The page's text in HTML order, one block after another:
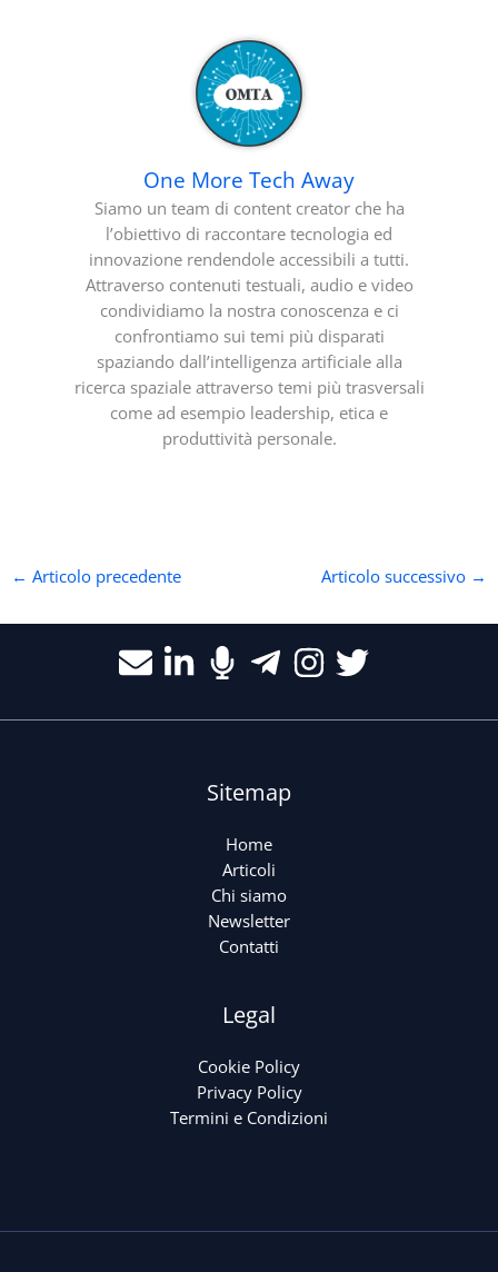
One More Tech Away
Siamo un team di content creator che ha
l’obiettivo di raccontare tecnologia ed
innovazione rendendole accessibili a tutti.
Attraverso contenuti testuali, audio e video
condividiamo la nostra conoscenza e ci
confrontiamo sui temi più disparati
spaziando dall’intelligenza artificiale alla
ricerca spaziale attraverso temi più trasversali
come ad esempio leadership, etica e
produttività personale.
← Articolo precedente Articolo successivo →
Sitemap
Home
Articoli
Chi siamo
Newsletter
Contatti
Legal
Cookie Policy
Privacy Policy
Termini e Condizioni